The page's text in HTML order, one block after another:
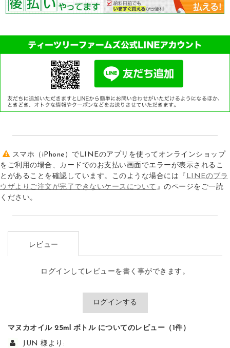
スマホ（iPhone）でLINEのアプリを使ってオンラインショップ
をご利用の場合、カードでのお支払い画面でエラーが表示されるこ
とがあることを確認しています。このような場合には『 LINEのブラ
ウザよりご注文が完了できないケースについて 』のページをご一読
ください。
レビュー
ログインしてレビューを書く事ができます。
ログインする
マヌカオイル 25ml ボトルについてのレビュー（1件）
JUN 様より: